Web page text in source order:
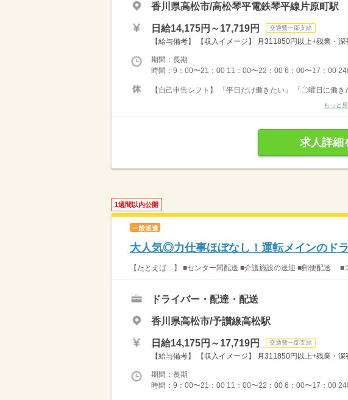
香川県高松市/高松琴平電鉄琴平線片原町駅
日給14,175円～17,719円 交通費一部支給
【給与備考】 【収入イメージ】 月311850円以上+残業・
期間：長期
時間：9：00〜21：00 11：00〜22：00 6：00〜17：00
【自己申告シフト】 「平日だけ働きたい」 「〇曜日に働
もっと
求人詳細
1週間以内公開
一般派遣
大人気◎力仕事ほぼなし！運転メインのド
【たとえば…】 ■センター間配送 ■介護施設の送迎 ■郵便配送 ■
ドライバー・配達・配送
香川県高松市/予讃線高松駅
日給14,175円～17,719円 交通費一部支給
【給与備考】 【収入イメージ】 月311850円以上+残業・
期間：長期
時間：9：00〜21：00 11：00〜22：00 6：00〜17：00